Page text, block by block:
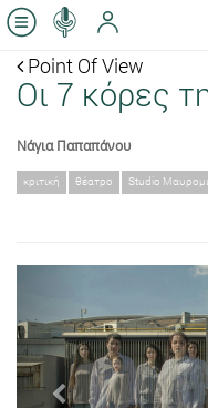
Point Of View
Οι 7 κόρες
Νάγια Παπαπάνου
κριτική θέατρο Studio